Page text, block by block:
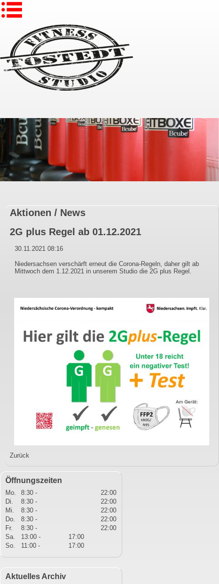
Aktionen / News
2G plus Regel ab 01.12.2021
30.11.2021 08:16
Niedersachsen verschärft erneut die Corona-Regeln, daher gilt ab
Mittwoch dem 1.12.2021 in unserem Studio die 2G plus Regel.
Zurück
Öffnungszeiten
Mo. 8:30 -
22:00
Di.
8:30 -
22:00
Mi.
8:30 -
22:00
Do.
8:30 -
22:00
Fr.
8:30 -
22:00
Sa.
13:00 -
17:00
So.
11:00 - 17:00
Aktuelles Archiv